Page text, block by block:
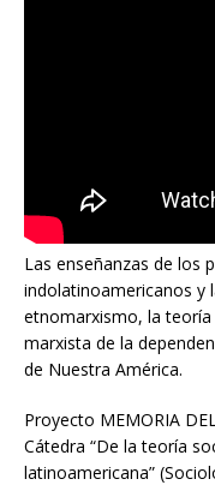
Las enseñanzas de los
indolatinoamericanos y
etnomarxismo, la
marxista de la
de Nuestra América.
Proyecto MEMORIA
Cátedra “De la teoría
latinoamericana”